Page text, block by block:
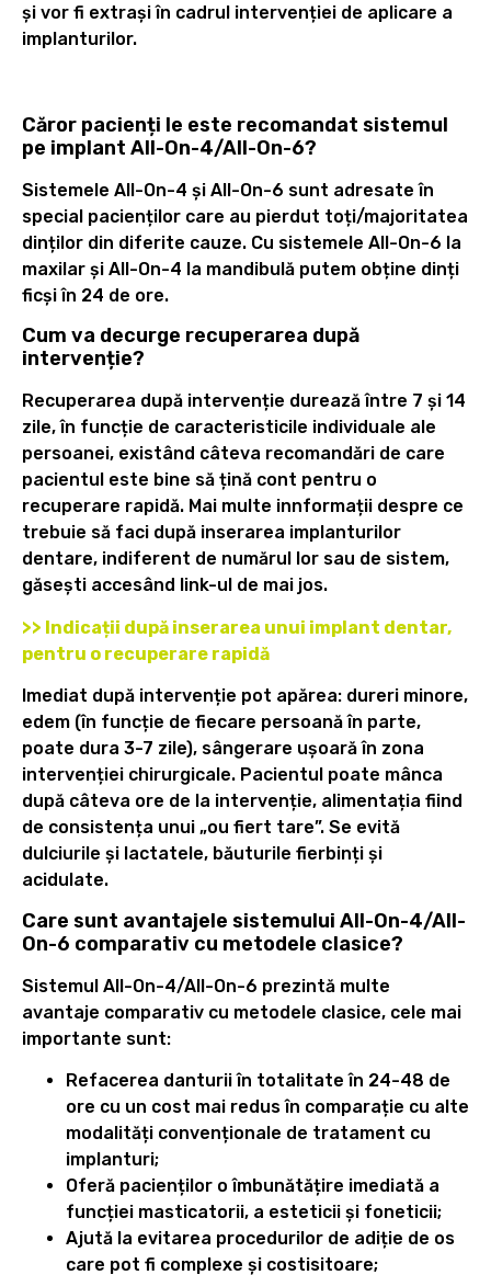
și vor fi extrași în cadrul intervenției de aplicare a
implanturilor.
Căror pacienți le este recomandat sistemul
pe implant All-On-4/All-On-6?
Sistemele All-On-4 și All-On-6 sunt adresate în
special pacienților care au pierdut toți/majoritatea
dinților din diferite cauze. Cu sistemele All-On-6 la
maxilar și All-On-4 la mandibulă putem obține dinți
ficși în 24 de ore.
Cum va decurge recuperarea după
intervenție?
Recuperarea după intervenție durează între 7 și 14
zile, în funcție de caracteristicile individuale ale
persoanei, existând câteva recomandări de care
pacientul este bine să țină cont pentru o
recuperare rapidă. Mai multe innformații despre ce
trebuie să faci după inserarea implanturilor
dentare, indiferent de numărul lor sau de sistem,
găsești accesând link-ul de mai jos.
>> Indicații după inserarea unui implant dentar,
pentru o recuperare rapidă
Imediat după intervenție pot apărea: dureri minore,
edem (în funcție de fiecare persoană în parte,
poate dura 3-7 zile), sângerare ușoară în zona
intervenției chirurgicale. Pacientul poate mânca
după câteva ore de la intervenție, alimentația fiind
de consistența unui „ou fiert tare”. Se evită
dulciurile și lactatele, băuturile fierbinți și
acidulate.
Care sunt avantajele sistemului All-On-4/All-
On-6 comparativ cu metodele clasice?
Sistemul All-On-4/All-On-6 prezintă multe
avantaje comparativ cu metodele clasice, cele mai
importante sunt:
Refacerea danturii în totalitate în 24-48 de
ore cu un cost mai redus în comparație cu alte
modalități convenționale de tratament cu
implanturi;
Oferă pacienților o îmbunătățire imediată a
funcției masticatorii, a esteticii și foneticii;
Ajută la evitarea procedurilor de adiție de os
care pot fi complexe și costisitoare;